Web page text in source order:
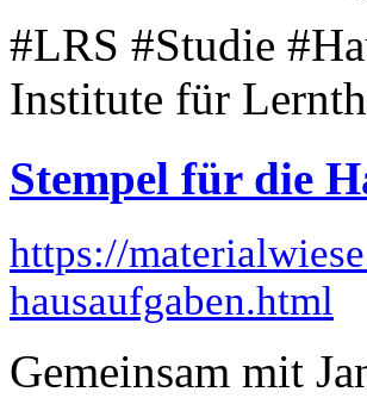
#LRS #Studie
Institute für
Stempel für die
https://
hausaufgaben.html
Gemeinsam mit